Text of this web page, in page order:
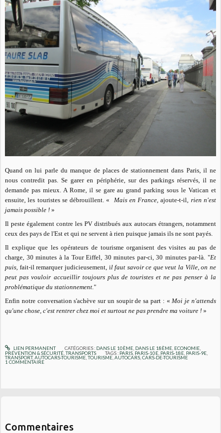
Quand on lui parle du manque de places de stationnement dans Paris, il ne
nous contredit pas. Se garer en périphérie, sur des parkings réservés, il ne
demande pas mieux. A Rome, il se gare au grand parking sous le Vatican et
ensuite, les touristes se débrouillent. « Mais en France,ajoute-t-il, rien n'est
jamais possible ! »
Il peste également contre les PV distribués aux autocars étrangers, notamment
ceux des pays de l'Est et qui ne servent à rien puisque jamais ils ne sont payés.
Il explique que les opérateurs de tourisme organisent des visites au pas de
charge, 30 minutes à la Tour Eiffel, 30 minutes par-ci, 30 minutes par-là. "Et
puis, fait-il remarquer judicieusement, il faut savoir ce que veut la Ville, on ne
peut pas vouloir accueillir toujours plus de touristes et ne pas penser à la
problématique du stationnement."
Enfin notre conversation s'achève sur un soupir de sa part : «Moi je n'attends
qu'une chose, c'est rentrer chez moi et surtout ne pas prendre ma voiture ! »
LIEN PERMANENT CATÉGORIES : DANS LE 10ÈME, DANS LE 18ÈME, ECONOMIE,
PRÉVENTION & SÉCURITÉ ,TRANSPORTS TAGS : PARIS PARIS-10E PARIS-18E PARIS-9E
TRANSPORT,AUTOCARS-TOURISME ,TOURISME ,AUTOCARS ,CARS-DE-TOURISME
1 COMMENTAIRE
Commentaires